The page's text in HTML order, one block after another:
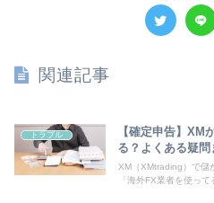
関連記事
トラブル
【確定申告】XM
る？よくある疑問
XM（XMtrading）で儲
「海外FX業者を使って